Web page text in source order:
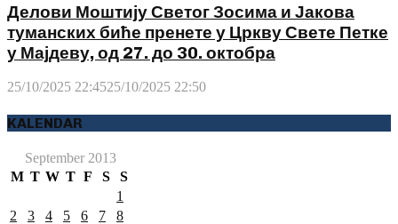
Делови Моштију Светог Зосима и Јакова
туманских биће пренете у Цркву Свете Петке
у Мајдеву, од 27. до 30. октобра
25/10/2025 22:4525/10/2025 22:50
KALENDAR
September 2013
M T W T F S
S
1
2
3 4 5 6 7
8